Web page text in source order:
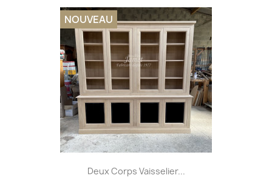
Deux Corps Vaisselier...
NOUVEAU